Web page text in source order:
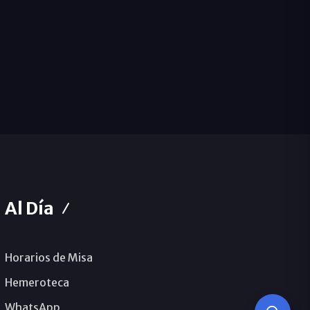
Al Día
Horarios de Misa
Hemeroteca
WhatsApp